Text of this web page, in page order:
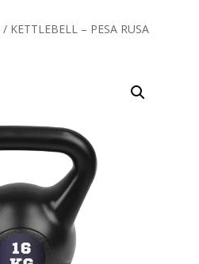
/ KETTLEBELL – PESA RUSA